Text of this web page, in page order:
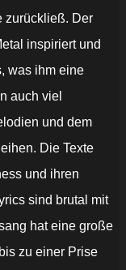
zurückließ. Der
inspiriert und
was ihm eine
auch viel
und dem
Die Texte
und ihren
sind brutal mit
hat eine große
zu einer Prise